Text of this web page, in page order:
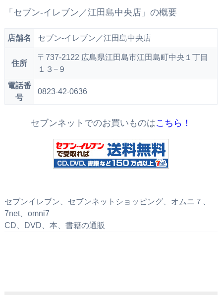
「セブン‐イレブン／江田島中央店」の概要
店舗名 セブン‐イレブン／江田島中央店
住所
〒737-2122 広島県江田島市江田島町中央１丁目
１３−９
電話番
号
0823-42-0636
セブンネットでのお買いものはこちら！
セブンイレブン、セブンネットショッピング、オムニ７、
7net、omni7
CD、DVD、本、書籍の通販